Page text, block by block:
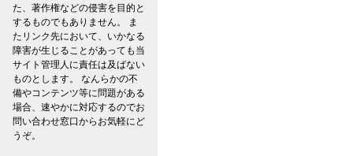
た、著作権などの侵害を目的と
するものでもありません。 ま
たリンク先において、いかなる
障害が生じることがあっても当
サイト管理人に責任は及ばない
ものとします。 なんらかの不
備やコンテンツ等に問題がある
場合、速やかに対応するのでお
問い合わせ窓口からお気軽にど
うぞ。